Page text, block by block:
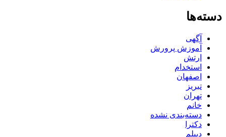
دسته‌ها
آگهی
آموزش پرورش
ارتش
استخدام
اصفهان
تبریز
تهران
خانم
دسته‌بندی نشده
دکترا
دیپلم